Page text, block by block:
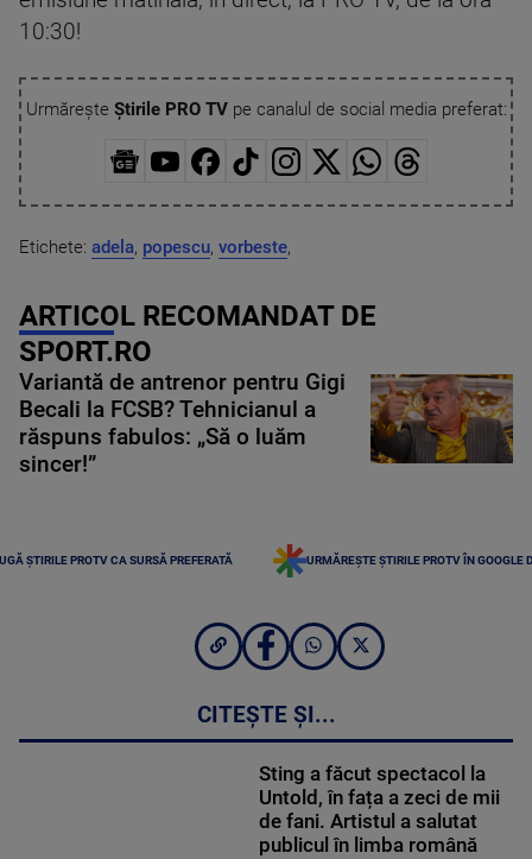
10:30!
Urmărește Știrile PRO TVpe canalul de social media preferat:
Etichete: adela, popescu, vorbeste,
ARTICOL RECOMANDAT DE
SPORT.RO
Variantă de antrenor pentru Gigi
Becali la FCSB? Tehnicianul a
răspuns fabulos: „Să o luăm
sincer!”
ȘTIRILE PROTV CA SURSĂ PREFERATĂ URMĂREȘTE ȘTIRILE PROTV ÎN GOOGLE
CITEȘTE ȘI...
Sting a făcut spectacol la
Untold, în fața a zeci de mii
de fani. Artistul a salutat
publicul în limba română